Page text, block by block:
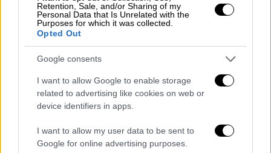
Retention, Sale, and/or Sharing of my
Personal Data that Is Unrelated with the
Purposes for which it was collected.
Opted Out
Google consents
I want to allow Google to enable storage
related to advertising like cookies on web or
device identifiers in apps.
I want to allow my user data to be sent to
Google for online advertising purposes.
hop σκηνής, γνωστός για τονσκοτεινό,
κινηματογραφικό ήχοκαι τηδυναμική
σκηνική παρουσίατου. Στο μικρόφωνο θα
τον πλαισιώνει ο
, ενισχύοντας την
ενέργεια της εμφάνισης
και λειτουργώντας
ιδανικός συμπαίκτηςπάνω στη σκηνή.